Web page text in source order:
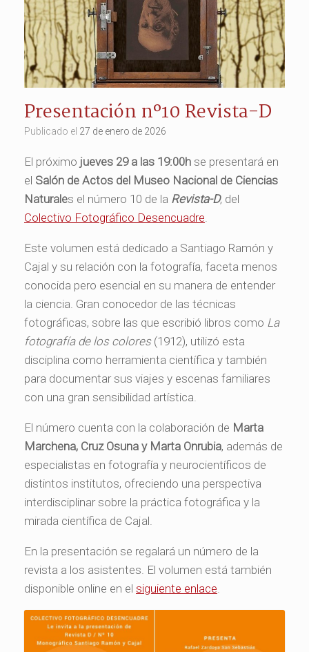
Presentación nº10 Revista-D
Publicado el 27 de enero de 2026
El próximo jueves 29 a las 19:00h se presentará en
el Salón de Actos del Museo Nacional de Ciencias
Naturales el número 10 de la Revista-D, del
Colectivo Fotográfico Desencuadre
Este volumen está dedicado a Santiago Ramón y
Cajal y su relación con la fotografía, faceta menos
conocida pero esencial en su manera de entender
la ciencia. Gran conocedor de las técnicas
fotográficas, sobre las que escribió libros como La
fotografía de los colores(1912), utilizó esta
disciplina como herramienta científica y también
para documentar sus viajes y escenas familiares
con una gran sensibilidad artística.
El número cuenta con la colaboración de Marta
Marchena, Cruz Osuna y Marta Onrubia, además de
especialistas en fotografía y neurocientíficos de
distintos institutos, ofreciendo una perspectiva
interdisciplinar sobre la práctica fotográfica y la
mirada científica de Cajal.
En la presentación se regalará un número de la
revista a los asistentes. El volumen está también
disponible online en el siguiente enlace